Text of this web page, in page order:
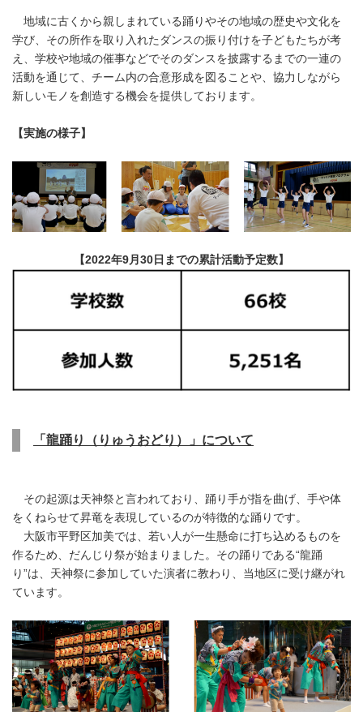
地域に古くから親しまれている踊りやその地域の歴史や文化を
学び、その所作を取り入れたダンスの振り付けを子どもたちが考
え、学校や地域の催事などでそのダンスを披露するまでの一連の
活動を通じて、チーム内の合意形成を図ることや、協力しながら
新しいモノを創造する機会を提供しております。
【実施の様子】
【2022年9 月 30 日までの累計活動予定数】
「龍踊り（りゅうおどり）」について
その起源は天神祭と言われており、踊り手が指を曲げ、手や体
をくねらせて昇竜を表現しているのが特徴的な踊りです。
大阪市平野区加美では、若い人が一生懸命に打ち込めるものを
作るため、だんじり祭が始まりました。その踊りである“龍踊
り”は、天神祭に参加していた演者に教わり、当地区に受け継がれ
ています。